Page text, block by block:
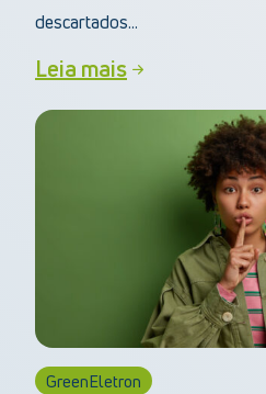
descartados...
Leia mais
GreenEletron